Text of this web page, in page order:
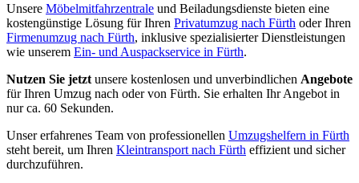
Unsere Möbelmitfahrzentrale und Beiladungsdienste bieten eine
kostengünstige Lösung für Ihren Privatumzug nach Fürth oder Ihren
Firmenumzug nach Fürth, inklusive spezialisierter Dienstleistungen
wie unserem Ein- und Auspackservice in Fürth.
Nutzen Sie jetzt unsere kostenlosen und unverbindlichen Angebote
für Ihren Umzug nach oder von Fürth. Sie erhalten Ihr Angebot in
nur ca. 60 Sekunden.
Unser erfahrenes Team von professionellen Umzugshelfern in Fürth
steht bereit, um Ihren Kleintransport nach Fürth effizient und sicher
durchzuführen.